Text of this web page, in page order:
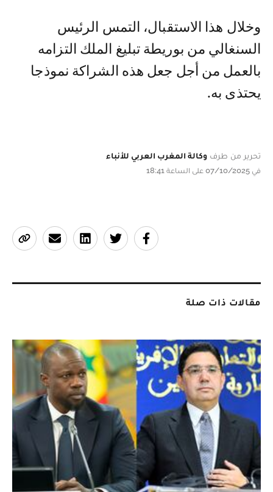
وخلال هذا الاستقبال، التمس الرئيس
السنغالي من بوريطة تبليغ الملك التزامه
بالعمل من أجل جعل هذه الشراكة نموذجا
يحتذى به.
تحرير من طرف وكالة المغرب العربي للأنباء
في 07/10/2025 على الساعة 18:41
مقالات ذات صلة